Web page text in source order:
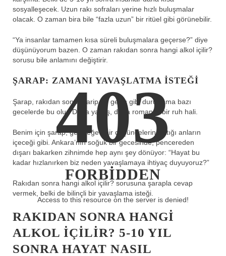
sosyalleşecek. Uzun rakı sofraları yerine hızlı buluşmalar
olacak. O zaman bira bile “fazla uzun” bir ritüel gibi görünebilir.
“Ya insanlar tamamen kısa süreli buluşmalara geçerse?” diye
düşünüyorum bazen. O zaman rakıdan sonra hangi alkol içilir?
sorusu bile anlamını değiştirir.
ŞARAP: ZAMANI YAVAŞLATMA ISTEĞI
Şarap, rakıdan sonra garip bir geçiş gibi durur ama bazı
gecelerde bu olur. Daha yavaş, daha romantik bir ruh hali.
Benim için şarap, geleceğe dair düşüncelerin arttığı anların
içeceği gibi. Ankara’nın soğuk bir gecesinde, pencereden
dışarı bakarken zihnimde hep aynı şey dönüyor: “Hayat bu
kadar hızlanırken biz neden yavaşlamaya ihtiyaç duyuyoruz?”
Rakıdan sonra hangi alkol içilir? sorusuna şarapla cevap
vermek, belki de bilinçli bir yavaşlama isteği.
RAKIDAN SONRA HANGI
ALKOL IÇILIR? 5-10 YIL
SONRA HAYAT NASIL
403
FORBIDDEN
Access to this resource on the server is denied!